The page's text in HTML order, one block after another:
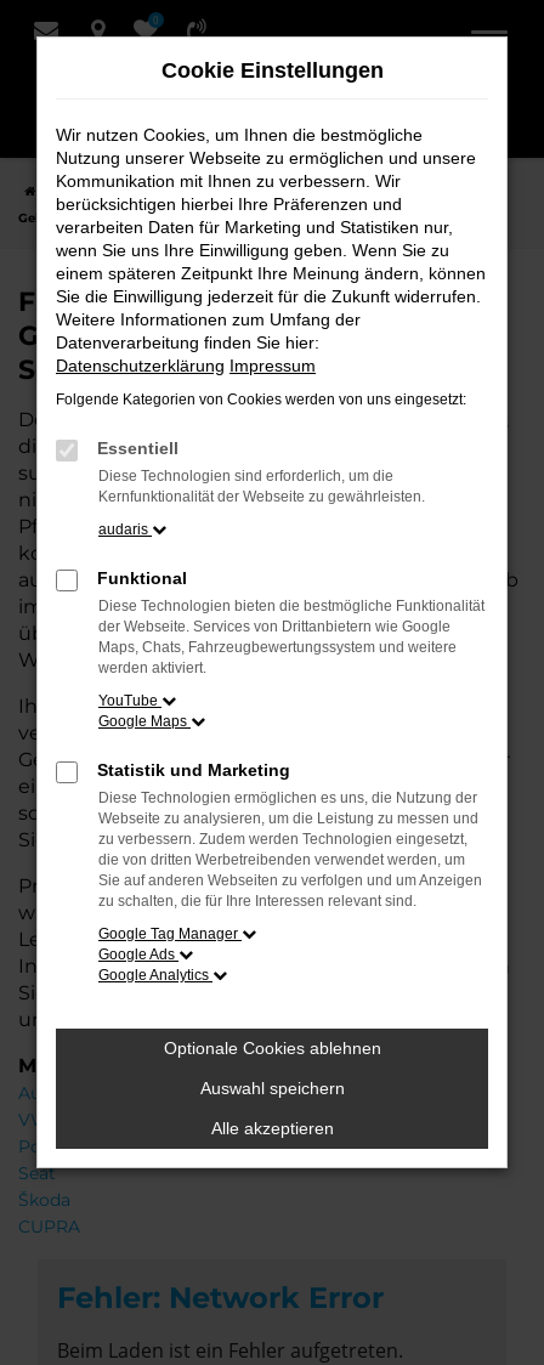
Zum
0
Startseite Weyhe Audi Audi A3
Finden Sie Ihren Audi A3
Gebrauchtwagen für Weyhe bei Schmidt + Koch
Finden Sie Ihren Audi A3
Gebrauchtwagen für Weyhe bei
Schmidt + Koch
Der Audi A3 ist die perfekte Wahl für alle in Weyhe,
die ein zuverlässiges und modernes Fahrzeug
suchen. Mit seiner erstklassigen Ausstattung, der
niedrigen Laufleistung und der ausgezeichneten
Pflege ist dieser Gebrauchtwagen eine
kostengünstige Alternative zum Neuwagen, ohne
auf Komfort und Qualität verzichten zu müssen. Ob
im Stadtverkehr oder für längere Fahrten, der A3
überzeugt durch Fahrkomfort, Sicherheit und
Wirtschaftlichkeit.
Ihr Audi Autohaus in Weyhe ist Ihr
vertrauenswürdiger Partner, wenn es um
Gebrauchtwagen geht. Wir bieten Ihnen nicht nur
eine große Auswahl an geprüften Fahrzeugen,
sondern auch eine fachkundige Beratung, damit
Sie das für Sie passende Modell finden.
Profitieren Sie von unseren zusätzlichenServices
wie attraktiven Finanzierungsmöglichkeiten,
Leasingangeboten und der bequemen
Inzahlungnahme Ihres alten Fahrzeugs. Besuchen
Sie uns und überzeugen Sie sich von der Qualität
und dem Service, den wir Ihnen bieten!
Marken
Audi
VW
Porsche
Seat
Škoda
CUPRA
Fehler: Network Error
Beim Laden ist ein Fehler aufgetreten.
Cookie Einstellungen
Wir nutzen Cookies, um Ihnen die bestmögliche
Nutzung unserer Webseite zu ermöglichen und unsere
Kommunikation mit Ihnen zu verbessern. Wir
berücksichtigen hierbei Ihre Präferenzen und
verarbeiten Daten für Marketing und Statistiken nur,
wenn Sie uns Ihre Einwilligung geben. Wenn Sie zu
einem späteren Zeitpunkt Ihre Meinung ändern, können
Sie die Einwilligung jederzeit für die Zukunft widerrufen.
Weitere Informationen zum Umfang der
Datenverarbeitung finden Sie hier:
Datenschutzerklärung Impressum
Folgende Kategorien von Cookies werden von uns eingesetzt:
Essentiell
Diese Technologien sind erforderlich, um die
Kernfunktionalität der Webseite zu gewährleisten.
audaris
Funktional
Diese Technologien bieten die bestmögliche Funktionalität
der Webseite. Services von Drittanbietern wie Google
Maps, Chats, Fahrzeugbewertungssystem und weitere
werden aktiviert.
YouTube
Google Maps
Statistik und Marketing
Diese Technologien ermöglichen es uns, die Nutzung der
Webseite zu analysieren, um die Leistung zu messen und
zu verbessern. Zudem werden Technologien eingesetzt,
die von dritten Werbetreibenden verwendet werden, um
Sie auf anderen Webseiten zu verfolgen und um Anzeigen
zu schalten, die für Ihre Interessen relevant sind.
Google Tag Manager
Google Ads
Google Analytics
Optionale Cookies ablehnen
Auswahl speichern
Alle akzeptieren